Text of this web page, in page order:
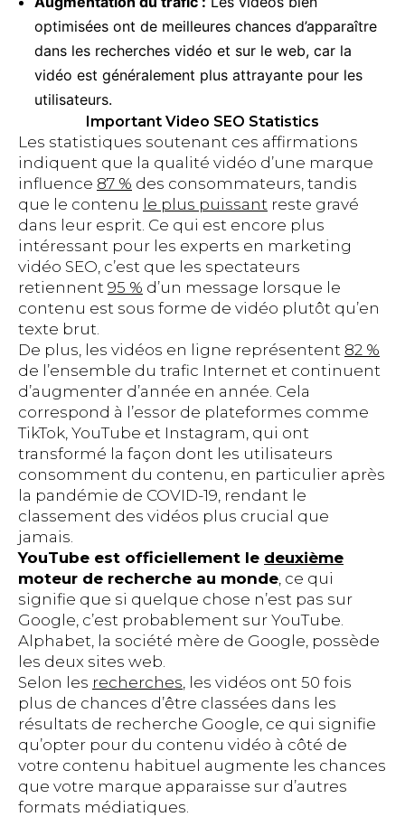
optimisées ont de meilleures chances d’apparaître
dans les recherches vidéo et sur le web, car la
vidéo est généralement plus attrayante pour les
utilisateurs.
Important Video SEO Statistics
Les statistiques soutenant ces affirmations
indiquent que la qualité vidéo d’une marque
influence 87 % des consommateurs, tandis
que le contenu le plus puissant reste gravé
dans leur esprit. Ce qui est encore plus
intéressant pour les experts en marketing
vidéo SEO, c’est que les spectateurs
retiennent 95 % d’un message lorsque le
contenu est sous forme de vidéo plutôt qu’en
texte brut.
De plus, les vidéos en ligne représentent 82 %
de l’ensemble du trafic Internet et continuent
d’augmenter d’année en année. Cela
correspond à l’essor de plateformes comme
TikTok, YouTube et Instagram, qui ont
transformé la façon dont les utilisateurs
consomment du contenu, en particulier après
la pandémie de COVID-19, rendant le
classement des vidéos plus crucial que
jamais.
YouTube est officiellement le deuxième
moteur de recherche au monde , ce qui
signifie que si quelque chose n’est pas sur
Google, c’est probablement sur YouTube.
Alphabet, la société mère de Google, possède
les deux sites web.
Selon les recherches , les vidéos ont 50 fois
plus de chances d’être classées dans les
résultats de recherche Google, ce qui signifie
qu’opter pour du contenu vidéo à côté de
votre contenu habituel augmente les chances
que votre marque apparaisse sur d’autres
formats médiatiques.